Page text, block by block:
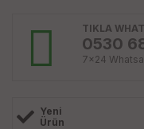
TIKLA
0530
7x24
Yeni
Ürün